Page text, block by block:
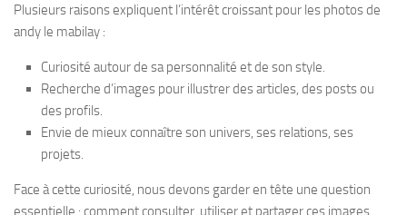
Plusieurs raisons expliquent l’intérêt croissant pour les photos de
andy le mabilay :
Curiosité autour de sa personnalité et de son style.
Recherche d’images pour illustrer des articles, des posts ou
des profils.
Envie de mieux connaître son univers, ses relations, ses
projets.
Face à cette curiosité, nous devons garder en tête une question
essentielle : comment consulter, utiliser et partager ces images